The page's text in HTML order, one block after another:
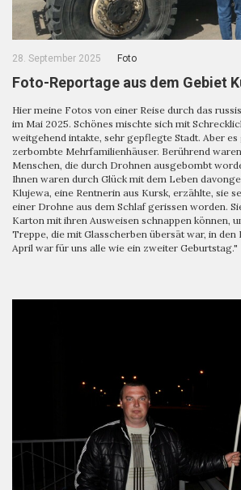
28. September 2025 Foto
Foto-Reportage aus dem Gebiet
Hier meine Fotos von einer Reise durch das
im Mai 2025. Schönes mischte sich mit
weitgehend intakte, sehr gepflegte Stadt. Aber
zerbombte Mehrfamilienhäuser. Berührend
Menschen, die durch Drohnen ausgebombt
Ihnen waren durch Glück mit dem Leben
Klujewa, eine Rentnerin aus Kursk, erzählte, sie
einer Drohne aus dem Schlaf gerissen worden.
Karton mit ihren Ausweisen schnappen können,
Treppe, die mit Glasscherben übersät war, in den
April war für uns alle wie ein zweiter Geburtstag."